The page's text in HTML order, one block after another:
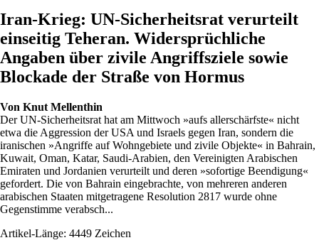
Iran-Krieg: UN-Sicherheitsrat verurteilt
einseitig Teheran. Widersprüchliche
Angaben über zivile Angriffsziele sowie
Blockade der Straße von Hormus
Von Knut Mellenthin
Der UN-Sicherheitsrat hat am Mittwoch »aufs allerschärfste« nicht
etwa die Aggression der USA und Israels gegen Iran, sondern die
iranischen »Angriffe auf Wohngebiete und zivile Objekte« in Bahrain,
Kuwait, Oman, Katar, Saudi-Arabien, den Vereinigten Arabischen
Emiraten und Jordanien verurteilt und deren »sofortige Beendigung«
gefordert. Die von Bahrain eingebrachte, von mehreren anderen
arabischen Staaten mitgetragene Resolution 2817 wurde ohne
Gegenstimme verabsch...
Artikel-Länge: 4449 Zeichen